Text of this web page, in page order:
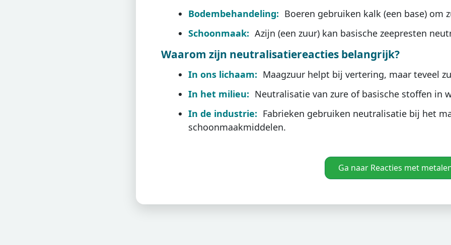
Bodembehandeling: Boeren gebruiken kalk (een base) om
Schoonmaak: Azijn (een zuur) kan basische zeepresten
Waarom zijn neutralisatiereacties belangrijk?
In ons lichaam: Maagzuur helpt bij vertering, maar teveel
In het milieu: Neutralisatie van zure of basische stoffen in
In de industrie: Fabrieken gebruiken neutralisatie bij het
schoonmaakmiddelen.
Ga naar Reacties met